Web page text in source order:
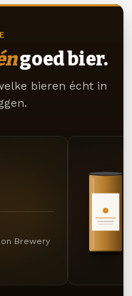
goed bier.
bieren écht in
Brewery